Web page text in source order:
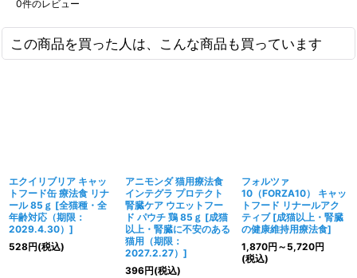
0件のレビュー
この商品を買った人は、こんな商品も買っています
エクイリブリア キャッ
トフード缶 療法食 リナ
ール 85ｇ [全猫種・全
年齢対応（期限：
2029.4.30） ]
528円(税込)
アニモンダ 猫用療法食
インテグラ プロテクト
腎臓ケア ウエットフー
ド パウチ 鶏 85ｇ [成猫
以上・腎臓に不安のある
猫用（期限：
2027.2.27） ]
396円(税込)
フォルツァ
10（FORZA10） キャッ
トフード リナールアク
ティブ [成猫以上・腎臓
の健康維持用療法食]
1,870円 ～5,720円
(税込)